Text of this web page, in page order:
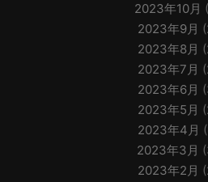
2023年10月
2023年9月
2023年8月
2023年7月
2023年6月
2023年5月
2023年4月
2023年3月
2023年2月